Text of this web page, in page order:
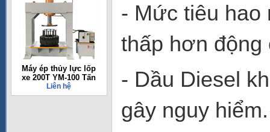
Máy ép thủy lực lốp
xe 200T YM-100 Tấn
Liên hệ
- Mức tiêu hao
thấp hơn động
- Dầu Diesel
gây nguy hiểm.